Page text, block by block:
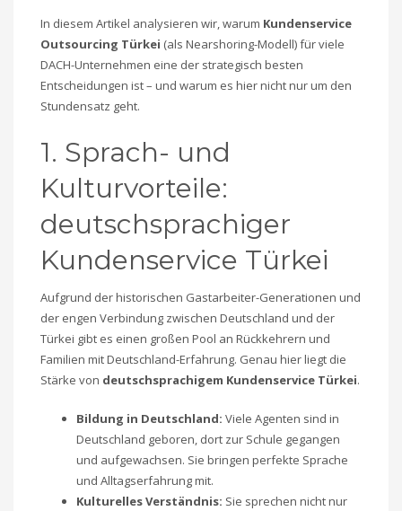
In diesem Artikel analysieren wir, warum Kundenservice
Outsourcing Türkei (als Nearshoring-Modell) für viele
DACH-Unternehmen eine der strategisch besten
Entscheidungen ist – und warum es hier nicht nur um den
Stundensatz geht.
1. Sprach- und
Kulturvorteile:
deutschsprachiger
Kundenservice Türkei
Aufgrund der historischen Gastarbeiter-Generationen und
der engen Verbindung zwischen Deutschland und der
Türkei gibt es einen großen Pool an Rückkehrern und
Familien mit Deutschland-Erfahrung. Genau hier liegt die
Stärke von deutschsprachigem Kundenservice Türkei.
Bildung in Deutschland: Viele Agenten sind in
Deutschland geboren, dort zur Schule gegangen
und aufgewachsen. Sie bringen perfekte Sprache
und Alltagserfahrung mit.
Kulturelles Verständnis: Sie sprechen nicht nur